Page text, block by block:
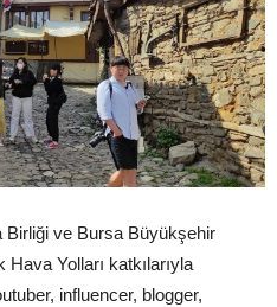
Birliği ve Bursa Büyükşehir
Yolları katkılarıyla
influencer, blogger,